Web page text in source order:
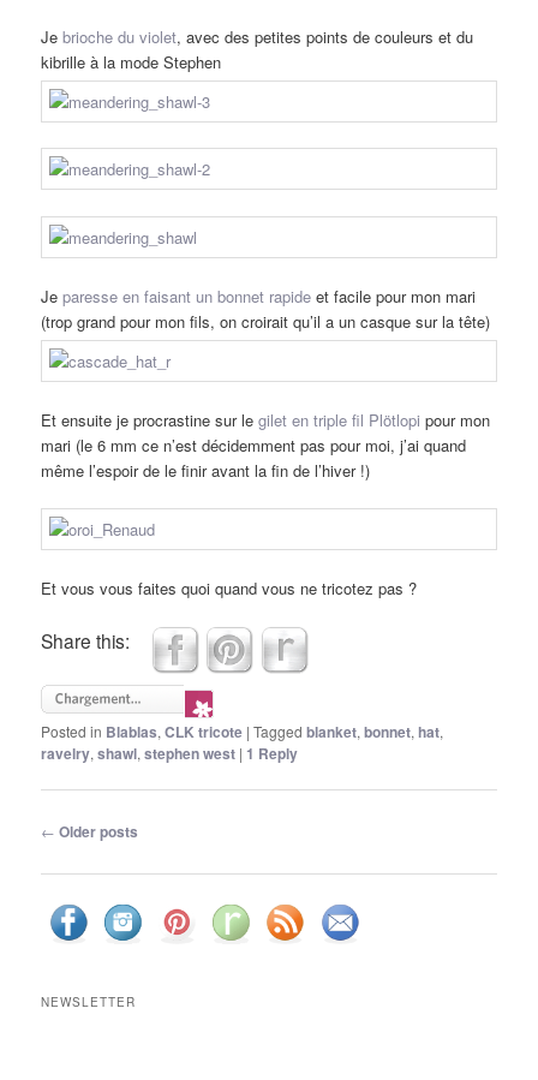
Je brioche du violet, avec des petites points de couleurs et du
kibrille à la mode Stephen
Jeparesse en faisant un bonnet rapide et facile pour mon mari
(trop grand pour mon fils, on croirait qu’il a un casque sur la tête)
Et ensuite je procrastine sur legilet en triple fil Plötlopi pour mon
mari (le 6 mm ce n’est décidemment pas pour moi, j’ai quand
même l’espoir de le finir avant la fin de l’hiver !)
Et vous vous faites quoi quand vous ne tricotez pas ?
Share this:
Posted in Blablas,CLK tricote |Tagged blanket,bonnet,hat,
ravelry,shawl,stephen west | 1 Reply
Post navigation
← Older posts
NEWSLETTER